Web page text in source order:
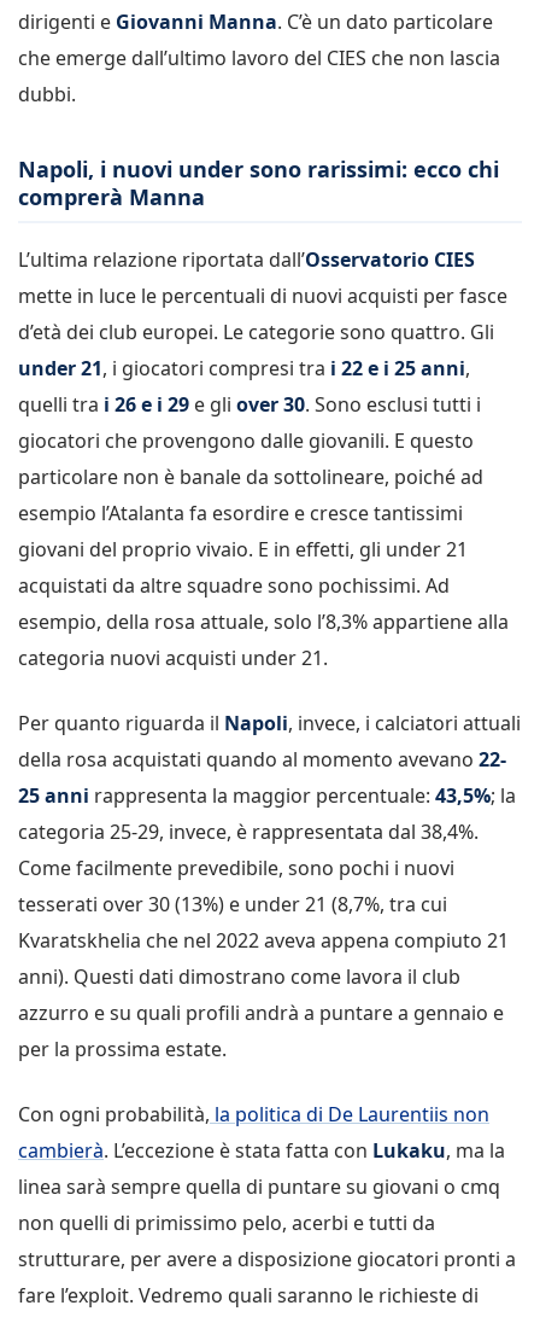
dirigenti e Giovanni Manna. C’è un dato particolare
che emerge dall’ultimo lavoro del CIES che non lascia
dubbi.
Napoli, i nuovi under sono rarissimi: ecco chi
comprerà Manna
L’ultima relazione riportata dall’Osservatorio CIES
mette in luce le percentuali di nuovi acquisti per fasce
d’età dei club europei. Le categorie sono quattro. Gli
under 21, i giocatori compresi tra i 22 e i 25 anni,
quelli tra i 26 e i 29 e gli over 30. Sono esclusi tutti i
giocatori che provengono dalle giovanili. E questo
particolare non è banale da sottolineare, poiché ad
esempio l’Atalanta fa esordire e cresce tantissimi
giovani del proprio vivaio. E in effetti, gli under 21
acquistati da altre squadre sono pochissimi. Ad
esempio, della rosa attuale, solo l’8,3% appartiene alla
categoria nuovi acquisti under 21.
Per quanto riguarda il Napoli, invece, i calciatori attuali
della rosa acquistati quando al momento avevano 22-
25 anni rappresenta la maggior percentuale: 43,5%; la
categoria 25-29, invece, è rappresentata dal 38,4%.
Come facilmente prevedibile, sono pochi i nuovi
tesserati over 30 (13%) e under 21 (8,7%, tra cui
Kvaratskhelia che nel 2022 aveva appena compiuto 21
anni). Questi dati dimostrano come lavora il club
azzurro e su quali profili andrà a puntare a gennaio e
per la prossima estate.
Con ogni probabilità, la politica di De Laurentiis non
cambierà. L’eccezione è stata fatta con Lukaku, ma la
linea sarà sempre quella di puntare su giovani o cmq
non quelli di primissimo pelo, acerbi e tutti da
strutturare, per avere a disposizione giocatori pronti a
fare l’exploit. Vedremo quali saranno le richieste di